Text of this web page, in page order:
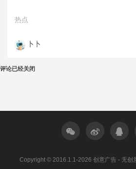
热点
卜卜
评论已经关闭
Copyright © 2016.1.1-2026 创意广告 - 无创